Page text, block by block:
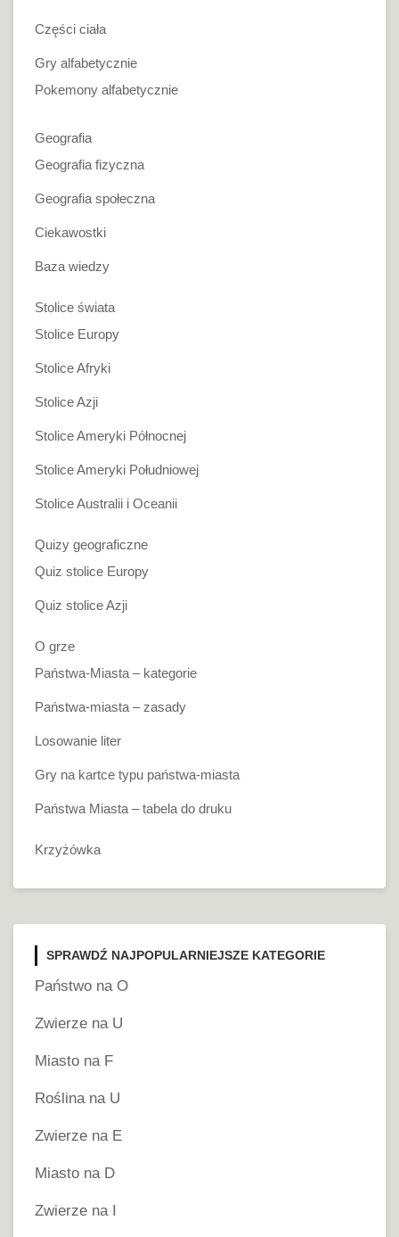
Części ciała
Gry alfabetycznie
Pokemony alfabetycznie
Geografia
Geografia fizyczna
Geografia społeczna
Ciekawostki
Baza wiedzy
Stolice świata
Stolice Europy
Stolice Afryki
Stolice Azji
Stolice Ameryki Północnej
Stolice Ameryki Południowej
Stolice Australii i Oceanii
Quizy geograficzne
Quiz stolice Europy
Quiz stolice Azji
O grze
Państwa-Miasta – kategorie
Państwa-miasta – zasady
Losowanie liter
Gry na kartce typu państwa-miasta
Państwa Miasta – tabela do druku
Krzyżówka
SPRAWDŹ NAJPOPULARNIEJSZE KATEGORIE
Państwo na O
Zwierze na U
Miasto na F
Roślina na U
Zwierze na E
Miasto na D
Zwierze na I